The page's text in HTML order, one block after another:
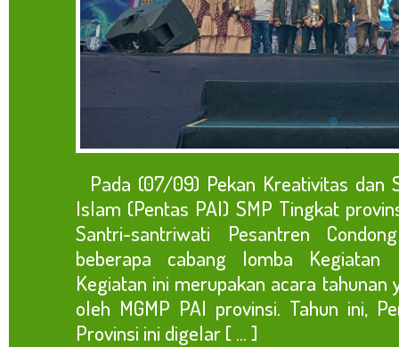
Pada (07/09) Pekan Kreativitas dan
Islam (Pentas PAI) SMP Tingkat
Santri-santriwati Pesantren
beberapa cabang lomba Kegiatan
Kegiatan ini merupakan acara tahunan
oleh MGMP PAI provinsi. Tahun ini,
Provinsi ini digelar [ ... ]